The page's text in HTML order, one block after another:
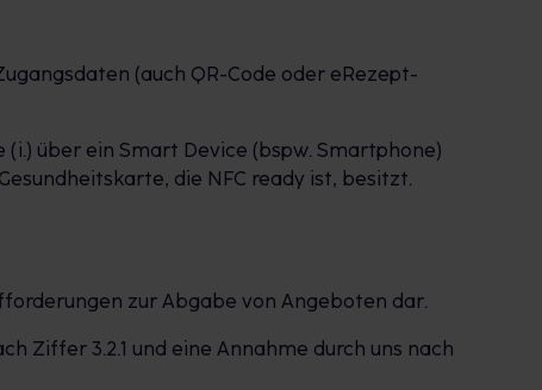
(auch QR-Code oder eRezept-
über ein Smart Device (bspw. Smartphone)
die NFC ready ist, besitzt.
zur Abgabe von Angeboten dar.
Ziffer 3.2.1 und eine Annahme durch uns nach